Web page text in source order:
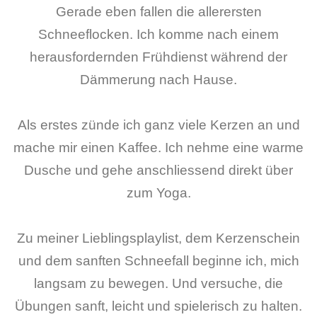
Gerade eben fallen die allerersten
Schneeflocken. Ich komme nach einem
herausfordernden Frühdienst während der
Dämmerung nach Hause.
Als erstes zünde ich ganz viele Kerzen an und
mache mir einen Kaffee. Ich nehme eine warme
Dusche und gehe anschliessend direkt über
zum Yoga.
Zu meiner Lieblingsplaylist, dem Kerzenschein
und dem sanften Schneefall beginne ich, mich
langsam zu bewegen. Und versuche, die
Übungen sanft, leicht und spielerisch zu halten.